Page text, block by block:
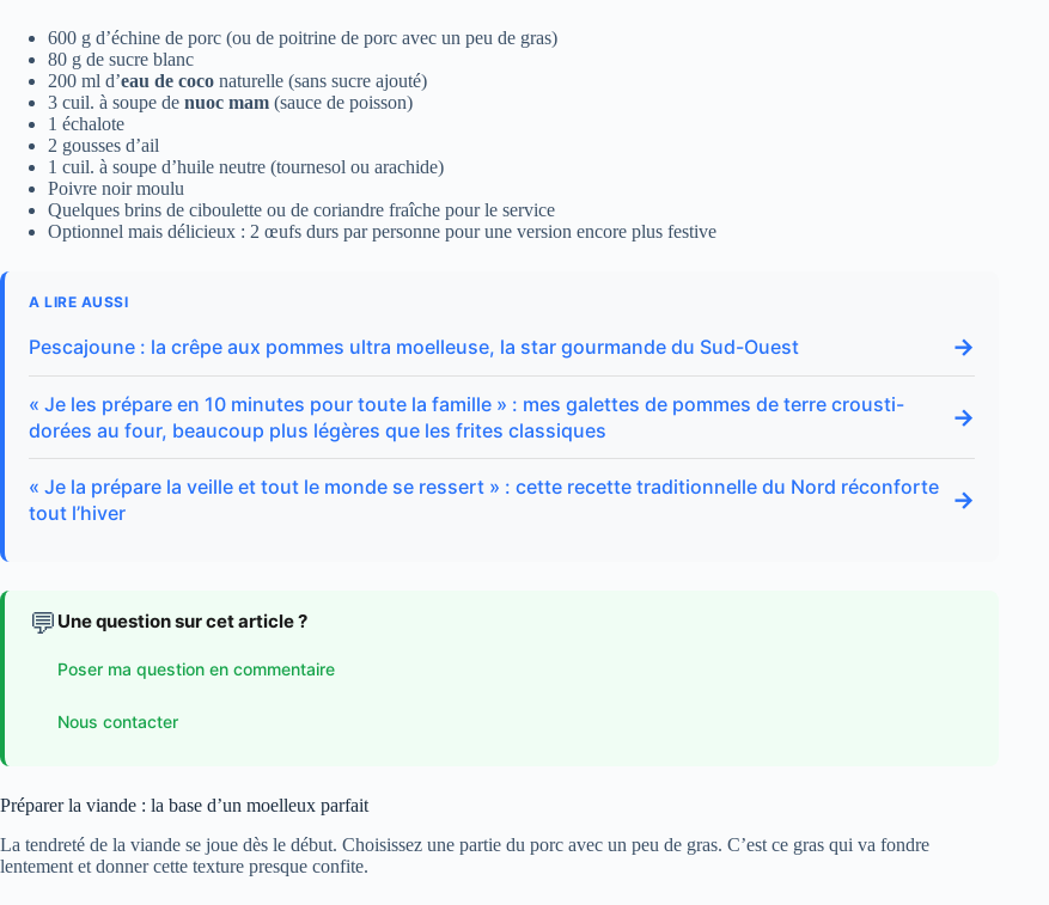
600 g d’échine de porc (ou de poitrine de porc avec un peu de gras)
80 g de sucre blanc
200 ml d’eau de coco naturelle (sans sucre ajouté)
3 cuil. à soupe de nuoc mam (sauce de poisson)
1 échalote
2 gousses d’ail
1 cuil. à soupe d’huile neutre (tournesol ou arachide)
Poivre noir moulu
Quelques brins de ciboulette ou de coriandre fraîche pour le service
Optionnel mais délicieux : 2 œufs durs par personne pour une version encore plus festive
A LIRE AUSSI
Pescajoune : la crêpe aux pommes ultra moelleuse, la star gourmande du Sud-Ouest →
« Je les prépare en 10 minutes pour toute la famille » : mes galettes de pommes de terre crousti-
dorées au four, beaucoup plus légères que les frites classiques
→
« Je la prépare la veille et tout le monde se ressert » : cette recette traditionnelle du Nord réconforte
tout l’hiver
→
💬 Une question sur cet article ?
Poser ma question en commentaire
Nous contacter
Préparer la viande : la base d’un moelleux parfait
La tendreté de la viande se joue dès le début. Choisissez une partie du porc avec un peu de gras. C’est ce gras qui va fondre
lentement et donner cette texture presque confite.